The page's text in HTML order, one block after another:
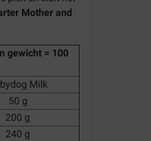
Mother and
gewicht = 100
Milk
50 g
200 g
240 g